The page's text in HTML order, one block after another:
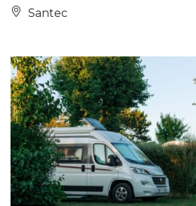
Santec